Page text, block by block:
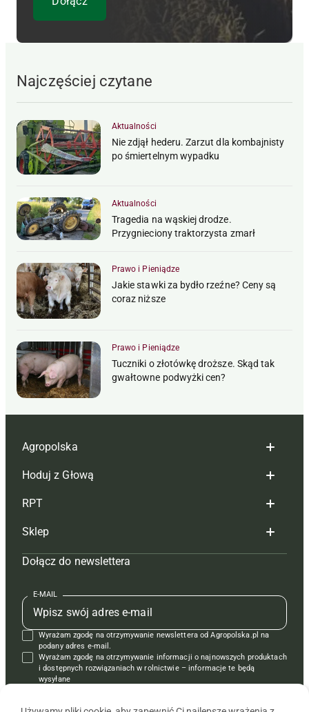
Najczęściej czytane
Aktualności
Nie zdjął hederu. Zarzut dla kombajnisty
po śmiertelnym wypadku
Aktualności
Tragedia na wąskiej drodze.
Przygnieciony traktorzysta zmarł
Prawo i Pieniądze
Jakie stawki za bydło rzeźne? Ceny są
coraz niższe
Prawo i Pieniądze
Tuczniki o złotówkę droższe. Skąd tak
gwałtowne podwyżki cen?
Agropolska
Redakcja
Reklama
Tagi
Mapa serwisu
Kontakt
Regulamin
Polityka prywatności
Hoduj z Głową
Hoduj z głową bydło
Hoduj z głową świnie
Prenumerata
Redakcja
Kontakt
Reklama
RPT
Redakcja
Prenumerata
Reklama
Kontakt
Krzyżówki
Sklep
Czasopisma i prenumerata
Książki
Regulamin
Dołącz do newslettera
E-MAIL
Wyrażam zgodę na otrzymywanie newslettera od Agropolska.pl na
podany adres e-mail.
Wyrażam zgodę na otrzymywanie informacji o najnowszych produktach
i dostępnych rozwiązaniach w rolnictwie – informacje te będą
wysyłane